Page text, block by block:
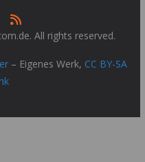
All rights reserved.
– Eigenes Werk, CC BY-SA